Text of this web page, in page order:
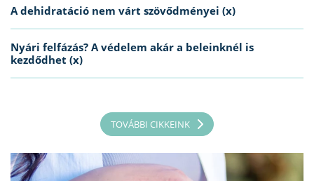
A dehidratáció nem várt szövődményei (x)
Nyári felfázás? A védelem akár a beleinknél is
kezdődhet (x)
TOVÁBBI CIKKEINK